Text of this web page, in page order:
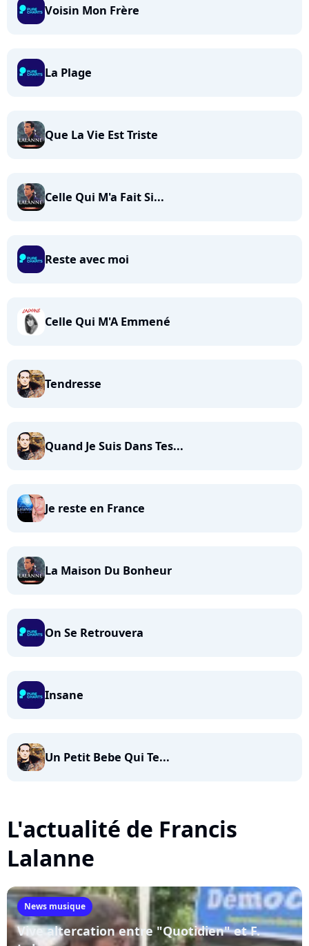
Voisin Mon Frère
La Plage
Que La Vie Est Triste
Celle Qui M'a Fait Si...
Reste avec moi
Celle Qui M'A Emmené
Tendresse
Quand Je Suis Dans Tes...
Je reste en France
La Maison Du Bonheur
On Se Retrouvera
Insane
Un Petit Bebe Qui Te...
L'actualité de Francis
Lalanne
News musique
Vive altercation entre "Quotidien" et F.